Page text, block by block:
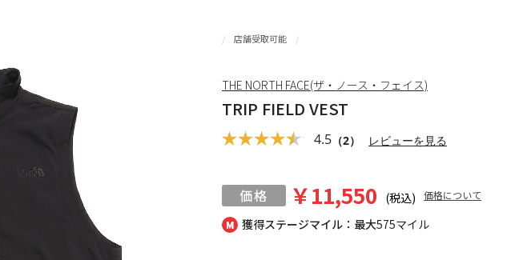
獲得ステージマイル：最大575マイル
店舗受取可能
TRIP FIELD VEST
4.5 （2） レビューを見る
￥11,550 (税込) 価格について
THE NORTH FACE(ザ・ノース・フェイス)